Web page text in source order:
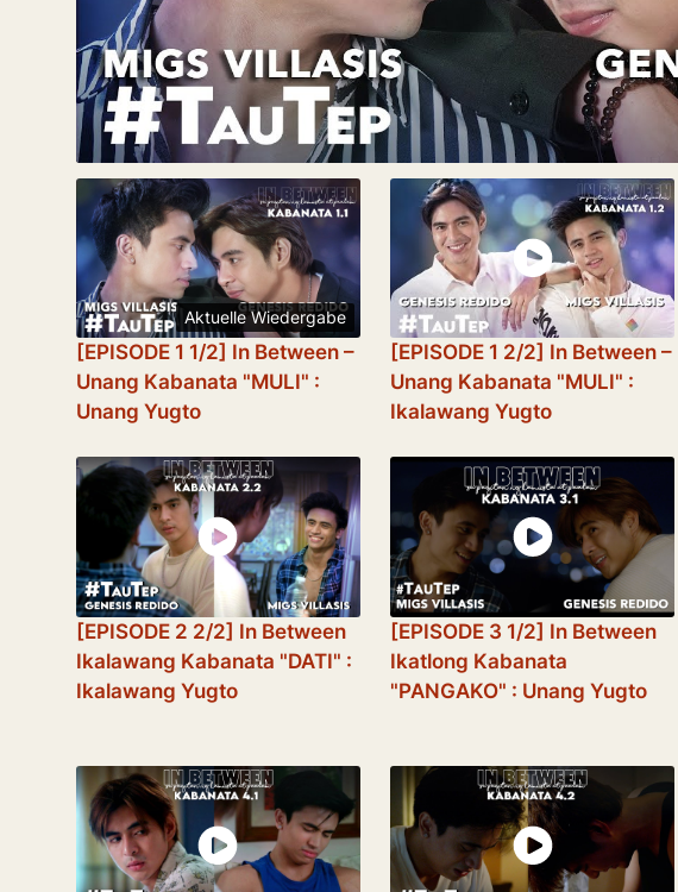
Aktuelle Wiedergabe
[EPISODE 1 1/2] In Between –
Unang Kabanata "MULI" :
Unang Yugto
[EPISODE 1 2/2] In Between –
Unang Kabanata "MULI" :
Ikalawang Yugto
[EPISODE 2 2/2] In Between
Ikalawang Kabanata "DATI" :
Ikalawang Yugto
[EPISODE 3 1/2] In Between
Ikatlong Kabanata
"PANGAKO" : Unang Yugto